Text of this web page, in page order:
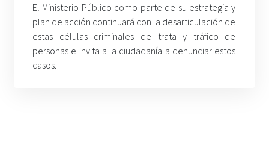
El Ministerio Público como parte de su estrategia y
plan de acción continuará con la desarticulación de
estas células criminales de trata y tráfico de
personas e invita a la ciudadanía a denunciar estos
casos.